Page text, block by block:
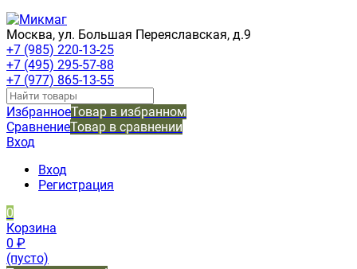
Москва, ул. Большая Переяславская, д.9
+7 (985) 220-13-25
+7 (495) 295-57-88
+7 (977) 865-13-55
ИзбранноеТовар в избранном
СравнениеТовар в сравнении
Вход
Вход
Регистрация
0
Корзина
0 ₽
(пусто)